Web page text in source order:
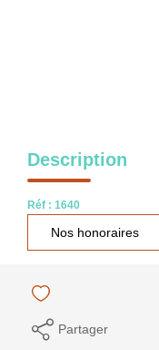
Description
Réf : 1640
Nos honoraires
Partager